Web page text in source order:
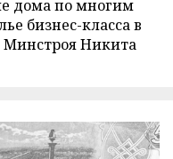
дома по многим
бизнес-класса в
Минстроя Никита